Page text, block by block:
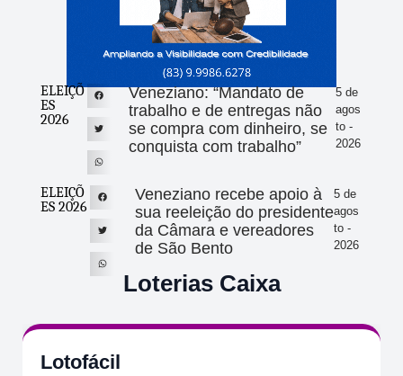
ELEIÇÕ
ES
2026
Veneziano: “Mandato de
trabalho e de entregas não
se compra com dinheiro, se
conquista com trabalho”
5 de
agos
to -
2026
ELEIÇÕ
ES 2026
Veneziano recebe apoio à
sua reeleição do presidente
da Câmara e vereadores
de São Bento
5 de
agos
to -
2026
Loterias Caixa
Lotofácil